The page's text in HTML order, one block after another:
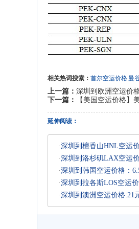
相关热词搜索： 首尔空运价格 曼
上一篇： 深圳到欧洲空运价
下一篇：
【美国空运价格】
延伸阅读：
·深圳到檀香山HNL空运
·深圳到洛杉矶LAX空运
·深圳到韩国空运价格：
·深圳到拉各斯LOS空运
·深圳到澳洲空运价格:21